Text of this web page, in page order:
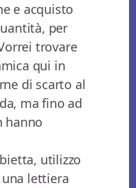
e acquisto
per
trovare
qui in
di scarto al
ma fino ad
hanno
utilizzo
lettiera